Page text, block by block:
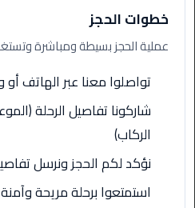
ليموزين
مطروح
ليموزين
المطار
ليموزين
خطوات الحجز
عملية الحجز بسيطة ومباشرة
تواصلوا معنا عبر الهاتف
شاركونا تفاصيل الرحلة
الركاب)
نؤكد لكم الحجز ونرسل
استمتعوا برحلة مريحة وآمنة